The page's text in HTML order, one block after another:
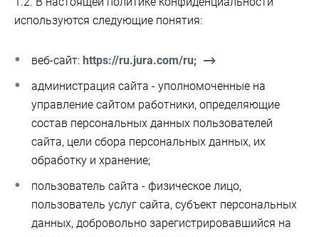
используются следующие понятия:
веб-сайт: https://ru.jura.com/ru;
администрация сайта - уполномоченные на
управление сайтом работники, определяющие
состав персональных данных пользователей
сайта, цели сбора персональных данных, их
обработку и хранение;
пользователь сайта - физическое лицо,
пользователь услуг сайта, субъект персональных
данных, добровольно зарегистрировавшийся на